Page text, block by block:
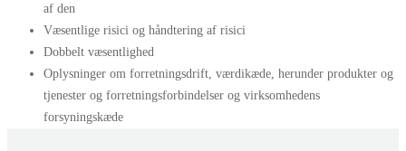
af den
Væsentlige risici og håndtering af risici
Dobbelt væsentlighed
Oplysninger om forretningsdrift, værdikæde, herunder produkter og
tjenester og forretningsforbindelser og virksomhedens
forsyningskæde